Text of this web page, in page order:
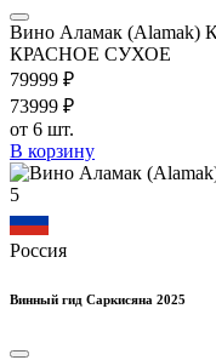
Вино Аламак (Alamak)
КРАСНОЕ СУХОЕ
79999 ₽
73999 ₽
от 6 шт.
В корзину
5
Россия
Винный гид Саркисяна 2025